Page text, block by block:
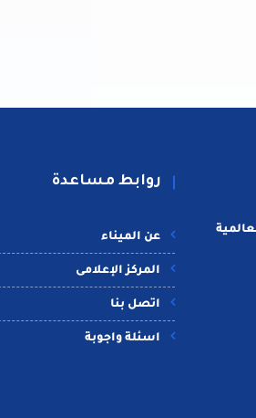
روابط مساعدة
عن الميناء
المركز الإعلامى
اتصل بنا
اسئلة واجوبة